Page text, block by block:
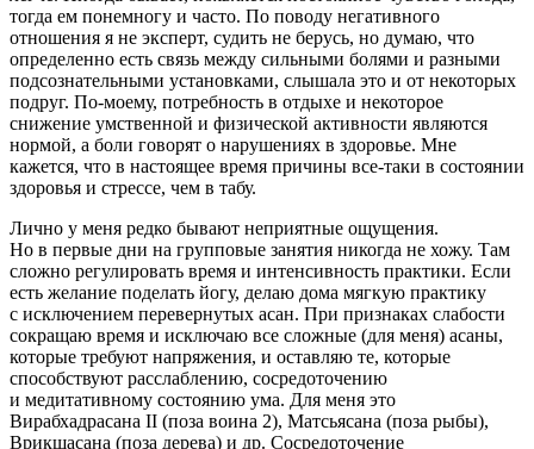
тогда ем понемногу и часто. По поводу негативного
отношения я не эксперт, судить не берусь, но думаю, что
определенно есть связь между сильными болями и разными
подсознательными установками, слышала это и от некоторых
подруг. По-моему, потребность в отдыхе и некоторое
снижение умственной и физической активности являются
нормой, а боли говорят о нарушениях в здоровье. Мне
кажется, что в настоящее время причины все-таки в состоянии
здоровья и стрессе, чем в табу.
Лично у меня редко бывают неприятные ощущения.
Но в первые дни на групповые занятия никогда не хожу. Там
сложно регулировать время и интенсивность практики. Если
есть желание поделать йогу, делаю дома мягкую практику
с исключением перевернутых асан. При признаках слабости
сокращаю время и исключаю все сложные (для меня) асаны,
которые требуют напряжения, и оставляю те, которые
способствуют расслаблению, сосредоточению
и медитативному состоянию ума. Для меня это
Вирабхадрасана II (поза воина 2), Матсьясана (поза рыбы),
Врикшасана (поза дерева) и др. Сосредоточение